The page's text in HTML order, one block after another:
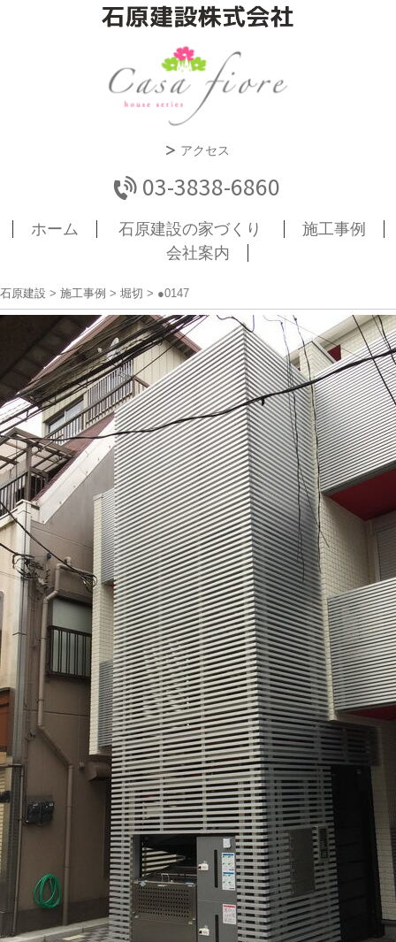
アクセス
03-3838-6860
ホーム 石原建設の家づくり
施工事例
会社案内
石原建設 > 施工事例 > 堀切 > ●0147